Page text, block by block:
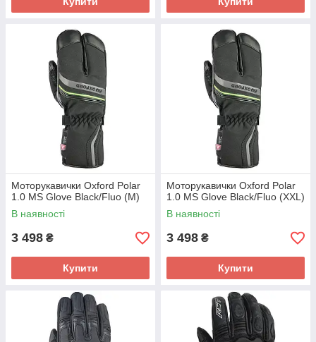
Моторукавички Oxford Polar
1.0 MS Glove Black/Fluo (M)
В наявності
3 498 ₴
Купити
Моторукавички Oxford Polar
1.0 MS Glove Black/Fluo (XXL)
В наявності
3 498 ₴
Купити